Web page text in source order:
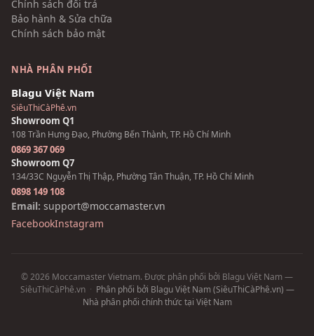
Chính sách đổi trả
Bảo hành & Sửa chữa
Chính sách bảo mật
NHÀ PHÂN PHỐI
Blagu Việt Nam
SiêuThiCàPhê.vn
Showroom Q1
108 Trần Hưng Đạo, Phường Bến Thành, TP. Hồ Chí Minh
0869 367 069
Showroom Q7
134/33C Nguyễn Thị Thập, Phường Tân Thuận, TP. Hồ Chí Minh
0898 149 108
Email: support@moccamaster.vn
FacebookInstagram
© 2026 Moccamaster Vietnam. Được phân phối bởi Blagu Việt Nam —
SiêuThiCàPhê.vn · Phân phối bởi Blagu Việt Nam (SiêuThiCàPhê.vn) —
Nhà phân phối chính thức tại Việt Nam